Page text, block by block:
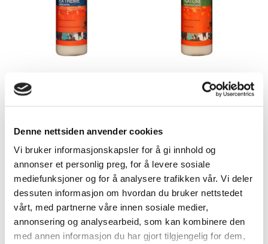
Denne nettsiden anvender cookies
Vi bruker informasjonskapsler for å gi innhold og
annonser et personlig preg, for å levere sosiale
mediefunksjoner og for å analysere trafikken vår. Vi deler
dessuten informasjon om hvordan du bruker nettstedet
vårt, med partnerne våre innen sosiale medier,
annonsering og analysearbeid, som kan kombinere den
med annen informasjon du har gjort tilgjengelig for dem,
EXTREME WASH-IN –
0
v
260kr
Legg i
handlekurv
NATURE WASH-IN –
v
Legg i
handlekurv